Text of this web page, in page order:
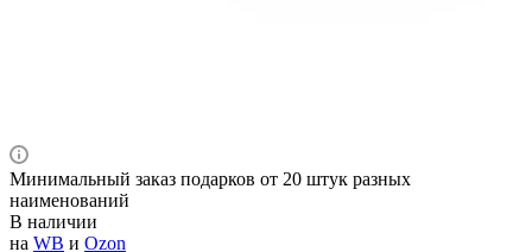
Минимальный заказ подарков от 20 штук разных
наименований
В наличии
на WB и Ozon